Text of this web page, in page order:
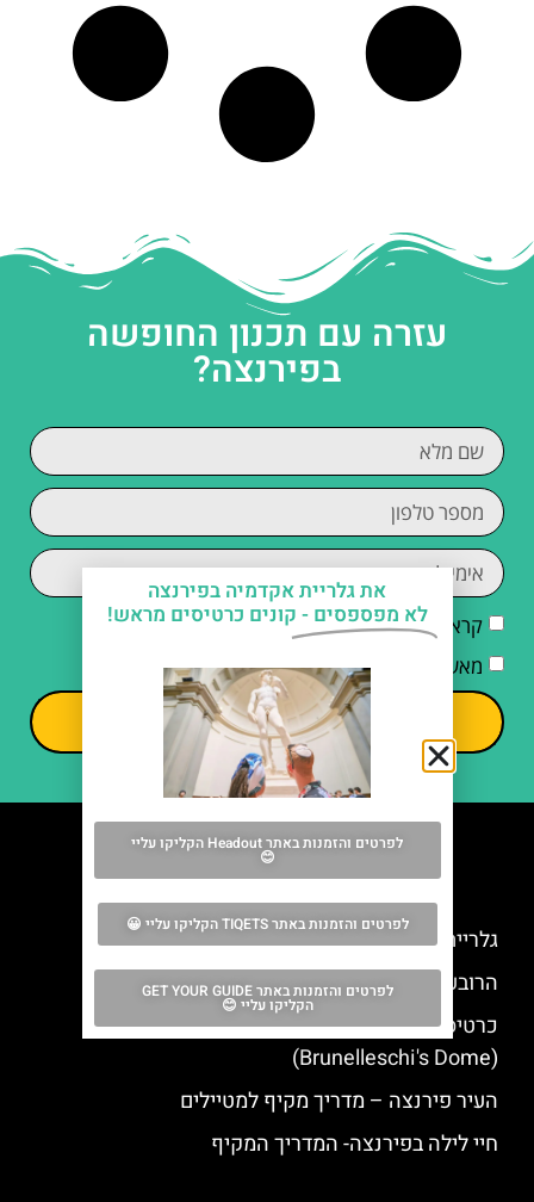
עזרה עם תכנון החופשה
בפירנצה?
קראתי והסכמתי למדיניות הפרטיות
מאשר/ת קבלת דיוור וחומרים פרסומיים
שליחה
מה אסור לפספס
גלריית אופיצי בפירנצה
הרובע היהודי בפירנצה כל מה שצריך לדעת
כרטיסים לכיפת הבזיליקה של קתדרלת פירנצה
(Brunelleschi's Dome)
העיר פירנצה – מדריך מקיף למטיילים
חיי לילה בפירנצה- המדריך המקיף
את גלריית אקדמיה בפירנצה
לא מפספסים - קונים כרטיסים מראש!
לפרטים והזמנות באתר Headout הקליקו עליי
😊
לפרטים והזמנות באתר TIQETS הקליקו עליי 😀
לפרטים והזמנות באתר GET YOUR GUIDE
הקליקו עליי 😊